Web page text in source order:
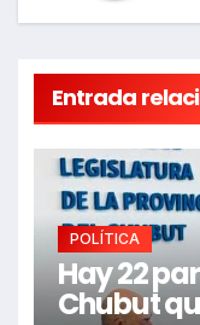
Entrada
POLÍTICA
Hay 22
Chubut